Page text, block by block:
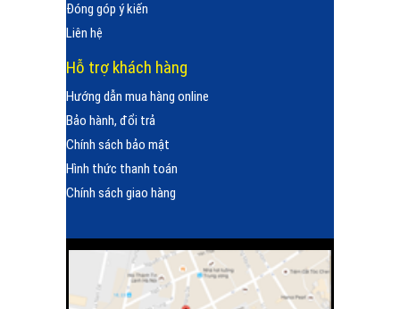
Đóng góp ý kiến
Liên hệ
Hỗ trợ khách hàng
Hướng dẫn mua hàng online
Bảo hành, đổi trả
Chính sách bảo mật
Hình thức thanh toán
Chính sách giao hàng